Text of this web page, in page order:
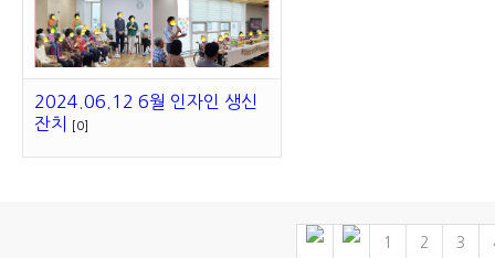
2024.06.12 6월 인자인 생신
잔치
[0]
1 2 3